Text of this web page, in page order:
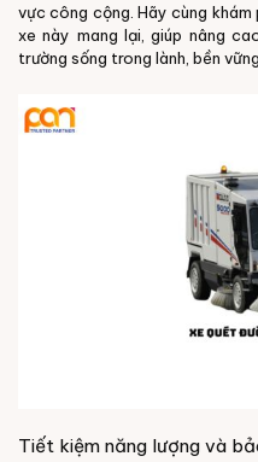
vực công cộng. Hãy cùng khám
xe này mang lại, giúp nâng
trường sống trong lành, bền vững.
Tiết kiệm năng lượng và